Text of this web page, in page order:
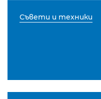
Съвети и техники